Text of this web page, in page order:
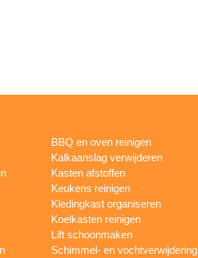
BBQ en oven reinigen
Kalkaanslag verwijderen
Kasten afstoffen
Keukens reinigen
Kledingkast organiseren
Koelkasten reinigen
Lift schoonmaken
Schimmel- en vochtverwijdering